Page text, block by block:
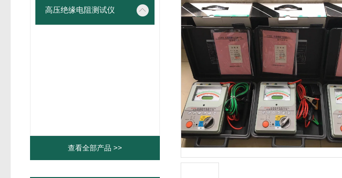
高压绝缘电阻测试仪
查看全部产品 >>